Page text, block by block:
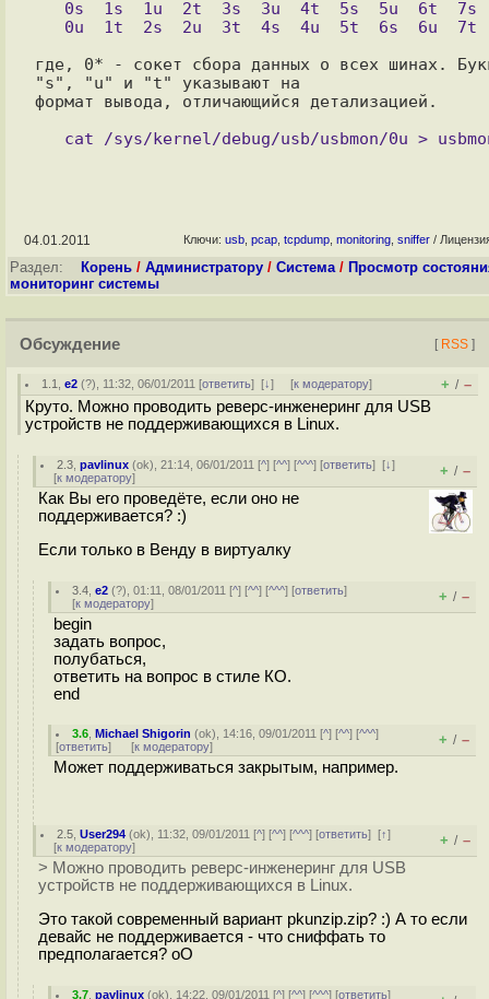
где, 0* - сокет сбора данных о всех шинах.
"s", "u" и "t" указывают на
формат вывода, отличающийся детализацией.
04.01.2011 Ключи: usb pcap tcpdump monitoring sniffer /
Раздел: Корень / Администратору / Система/ Просмотр
мониторинг системы
Обсуждение [ RSS ]
1.1 ,e2 (?), 11:32, 06/01/2011 [ответить][↓] [к модератору] + / –
Круто. Можно проводить реверс-инженеринг для USB
устройств не поддерживающихся в Linux.
2.3 ,pavlinux (ok), 21:14, 06/01/2011 [^] [^^] [^^^] [ответить][↓]
[к модератору] + / –
Как Вы его проведёте, если оно не
поддерживается? :)
Если только в Венду в виртуалку
3.4 ,e2 (?), 01:11, 08/01/2011 [^] [^^] [^^^] [ответить]
[к модератору] + / –
begin
задать вопрос,
полубаться,
ответить на вопрос в стиле КО.
end
3.6 ,Michael Shigorin (ok), 14:16, 09/01/2011 [^] [^^] [^^^]
[ответить] [к модератору] + / –
Может поддерживаться закрытым, например.
2.5 ,User294 (ok), 11:32, 09/01/2011 [^] [^^] [^^^] [ответить][↑]
[к модератору] + / –
> Можно проводить реверс-инженеринг для USB
устройств не поддерживающихся в Linux.
Это такой современный вариант pkunzip.zip? :) А то если
девайс не поддерживается - что сниффать то
предполагается? oO
3.7 ,pavlinux (ok), 14:22, 09/01/2011 [^] [^^] [^^^] [ответить]